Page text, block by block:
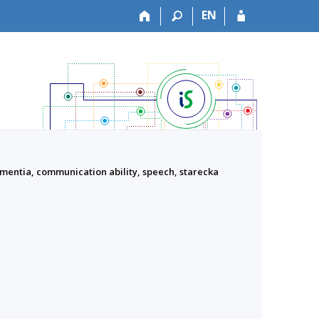
EN
communication ability, speech, starecka